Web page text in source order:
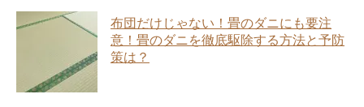
布団だけじゃない！畳のダニにも要注
意！畳のダニを徹底駆除する方法と予防
策は？